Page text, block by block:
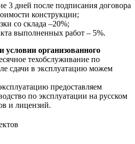
3 дней после подписания договора
конструкции;
со склада –20%;
выполненных работ – 5%.
условии организованного
техобслуживание по
сдачи в эксплуатацию можем
предоставляем
по эксплуатации на русском
и лицензий.